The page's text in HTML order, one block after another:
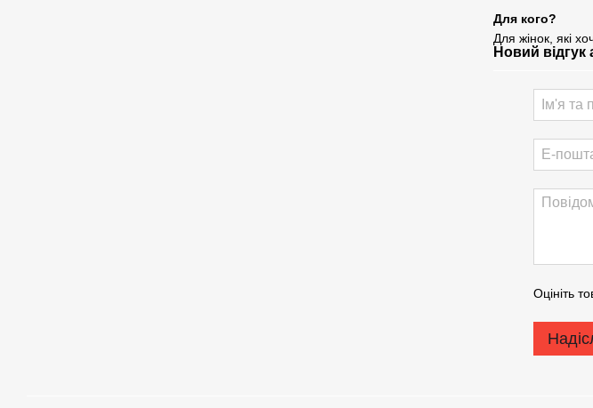
Для кого?
Для жінок, які
Новий
Оцініть